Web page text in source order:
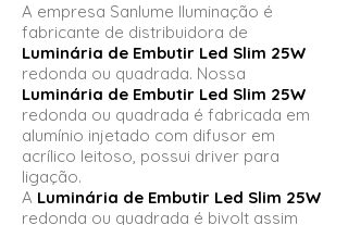
A empresa Sanlume Iluminação é
fabricante de distribuidora de
Luminária de Embutir Led Slim 25W
redonda ou quadrada. Nossa
Luminária de Embutir Led Slim 25W
redonda ou quadrada é fabricada em
alumínio injetado com difusor em
acrílico leitoso, possui driver para
ligação.
A Luminária de Embutir Led Slim 25W
redonda ou quadrada é bivolt assim